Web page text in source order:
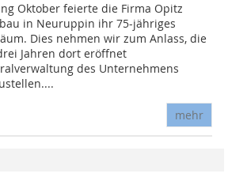
Oktober feierte die Firma Opitz
in Neuruppin ihr 75-jähriges
Dies nehmen wir zum Anlass, die
Jahren dort eröffnet
des Unternehmens
mehr